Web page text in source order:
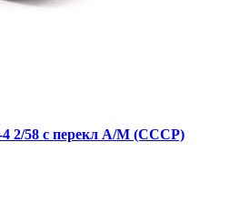
4 2/58 с перекл А/М (СССР)